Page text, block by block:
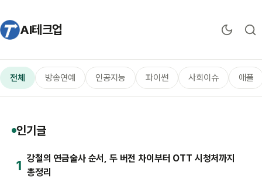
AI테크업
전체 방송연예 인공지능 파이썬 사회이슈 애플
인기글
1 강철의 연금술사 순서, 두 버전 차이부터 OTT 시청처까지
총정리